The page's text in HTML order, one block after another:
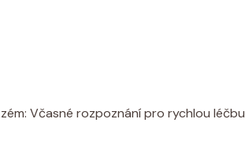
Včasné rozpoznání pro rychlou léčbu